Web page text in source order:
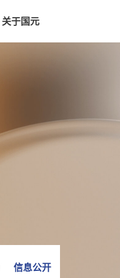
关于国元
信息公开